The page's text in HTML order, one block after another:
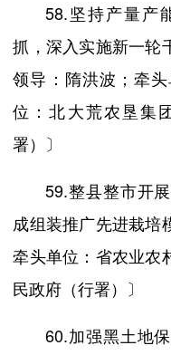
58.坚持产量产
抓，深入实施新一轮
领导：隋洪波；牵
位：北大荒农垦集
署）〕
59.整县整市开
成组装推广先进栽培
牵头单位：省农业农
民政府（行署）〕
60.加强黑土地